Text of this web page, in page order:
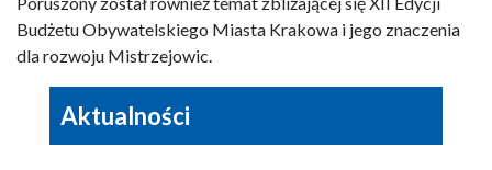
Budżetu Obywatelskiego Miasta Krakowa i jego znaczenia
dla rozwoju Mistrzejowic.
Aktualności